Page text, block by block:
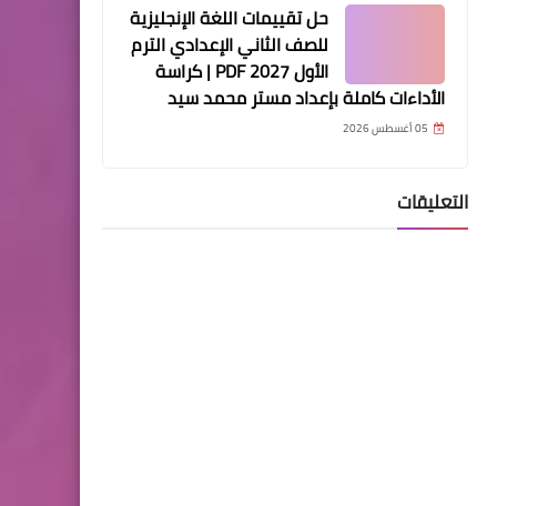
حل تقييمات اللغة الإنجليزية
للصف الثاني الإعدادي الترم
الأول 2027 PDF | كراسة
الأداءات كاملة بإعداد مستر محمد سيد
05 أغسطس 2026
التعليقات